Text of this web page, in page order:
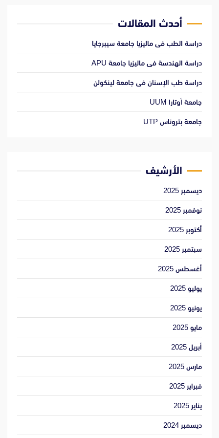
أحدث المقالات
دراسة الطب فى ماليزيا جامعة سيبرجايا
دراسة الهندسة فى ماليزيا جامعة APU
دراسة طب الإسنان فى جامعة لينكولن
جامعة أوتارا UUM
جامعة بتروناس UTP
الأرشيف
ديسمبر 2025
نوفمبر 2025
أكتوبر 2025
سبتمبر 2025
أغسطس 2025
يوليو 2025
يونيو 2025
مايو 2025
أبريل 2025
مارس 2025
فبراير 2025
يناير 2025
ديسمبر 2024